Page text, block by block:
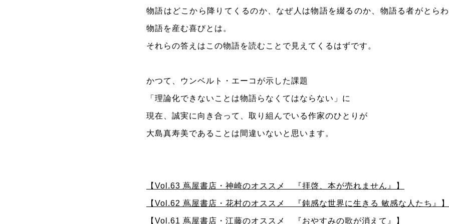
物語はどこから降りてくるのか、なぜ人は物語を綴るのか、物語る者がとら
物語を産む喜びとは。
それらの答えはこの物語を読むことで見えてくるはずです。
かつて、ウンベルト・エーコが示した課題
「理論化できないことは物語らなくてはならない」に
現在、誠実に向き合って、取り組んでいる作家のひとりが
大島真寿美であることは間違いないと思います。
【Vol.63 蔦屋書店・神崎のオススメ 『拝啓、本が売れません』】
【Vol.62 蔦屋書店・花村のオススメ 『鈍感な世界に生きる 敏感な人たち』】
【Vol.61 蔦屋書店・江藤のオススメ 『おやすみの歌が消えて』】